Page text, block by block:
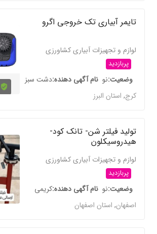
تایمر آبیاری تک خروجی اگرو
لوازم و تجهیزات آبیاری کشاورزی
پربازدید
وضعیتنو نام آگهی دهندهدشت سبز
کرج,استان البرز
تولید فیلتر شن- تانک کود-
هیدروسیکلون
لوازم و تجهیزات آبیاری کشاورزی
پربازدید
وضعیتنو نام آگهی دهندهکریمی
اصفهان,استان اصفهان